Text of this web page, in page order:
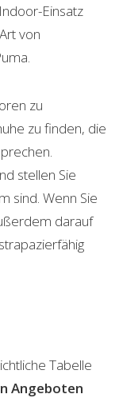
Einsatz
von
zu
zu finden, die
stellen Sie
sind. Wenn Sie
darauf
Tabelle
Angeboten